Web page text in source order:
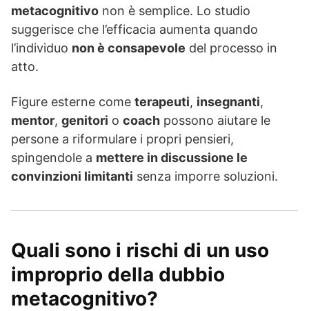
metacognitivo non è semplice. Lo studio
suggerisce che l’efficacia aumenta quando
l’individuo non è consapevole del processo in
atto.
Figure esterne come terapeuti, insegnanti,
mentor, genitori o coach possono aiutare le
persone a riformulare i propri pensieri,
spingendole a mettere in discussione le
convinzioni limitanti senza imporre soluzioni.
Quali sono i rischi di un uso
improprio della dubbio
metacognitivo?